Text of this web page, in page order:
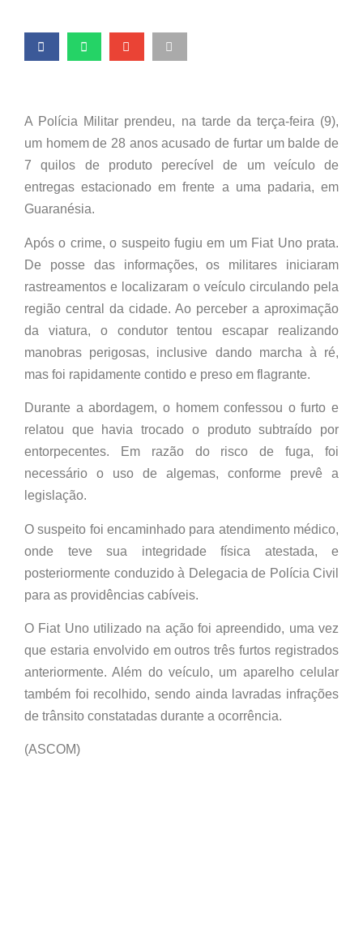
A Polícia Militar prendeu, na tarde da terça-feira (9),
um homem de 28 anos acusado de furtar um balde de
7 quilos de produto perecível de um veículo de
entregas estacionado em frente a uma padaria, em
Guaranésia.
Após o crime, o suspeito fugiu em um Fiat Uno prata.
De posse das informações, os militares iniciaram
rastreamentos e localizaram o veículo circulando pela
região central da cidade. Ao perceber a aproximação
da viatura, o condutor tentou escapar realizando
manobras perigosas, inclusive dando marcha à ré,
mas foi rapidamente contido e preso em flagrante.
Durante a abordagem, o homem confessou o furto e
relatou que havia trocado o produto subtraído por
entorpecentes. Em razão do risco de fuga, foi
necessário o uso de algemas, conforme prevê a
legislação.
O suspeito foi encaminhado para atendimento médico,
onde teve sua integridade física atestada, e
posteriormente conduzido à Delegacia de Polícia Civil
para as providências cabíveis.
O Fiat Uno utilizado na ação foi apreendido, uma vez
que estaria envolvido em outros três furtos registrados
anteriormente. Além do veículo, um aparelho celular
também foi recolhido, sendo ainda lavradas infrações
de trânsito constatadas durante a ocorrência.
(ASCOM)